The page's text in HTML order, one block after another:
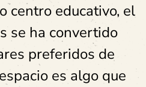
centro educativo, el
se ha convertido
preferidos de
es algo que